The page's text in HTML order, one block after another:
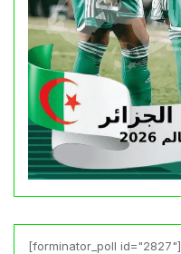
[forminator_poll id="2827"]